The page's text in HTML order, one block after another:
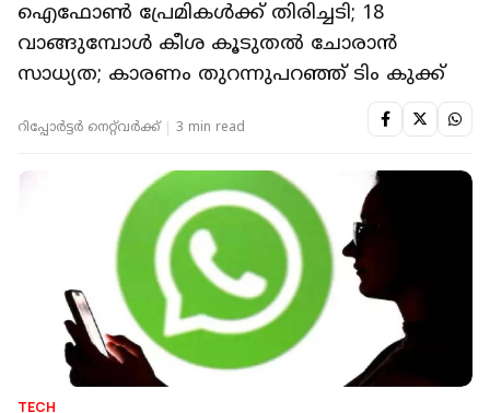
ഐഫോൺ പ്രേമികൾക്ക് തിരിച്ചടി; 18
വാങ്ങുമ്പോൾ കീശ കൂടുതൽ ചോരാൻ
സാധ്യത; കാരണം തുറന്നുപറഞ്ഞ് ടിം കുക്ക്
റിപ്പോർട്ടർ നെറ്റ്‌വര്‍ക്ക്‌ 3 min read
TECH